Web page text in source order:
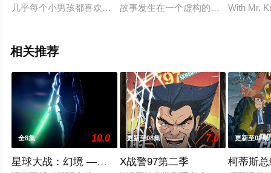
几乎每个小男孩都喜欢恐龙和汽车，如果有一个形象能将两者
故事发生在一个虚构的史前时代，那
With Mr.
相关推荐
全8集 10.0
星球大战：幻境 —第九个绝地武士
更新至08集 7.0
X战警97第二季
更新至02集
柯蒂斯